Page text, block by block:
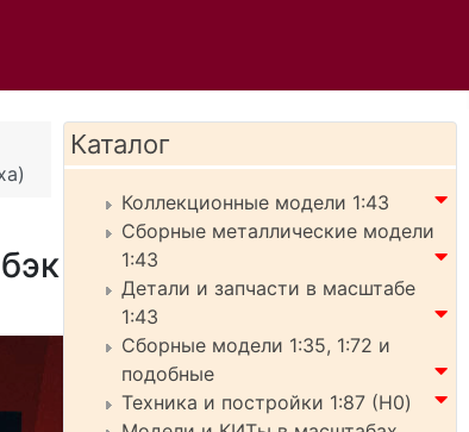
Каталог
Коллекционные модели 1:43
Сборные металлические модели
1:43
Детали и запчасти в масштабе
1:43
Сборные модели 1:35, 1:72 и
подобные
Техника и постройки 1:87 (H0)